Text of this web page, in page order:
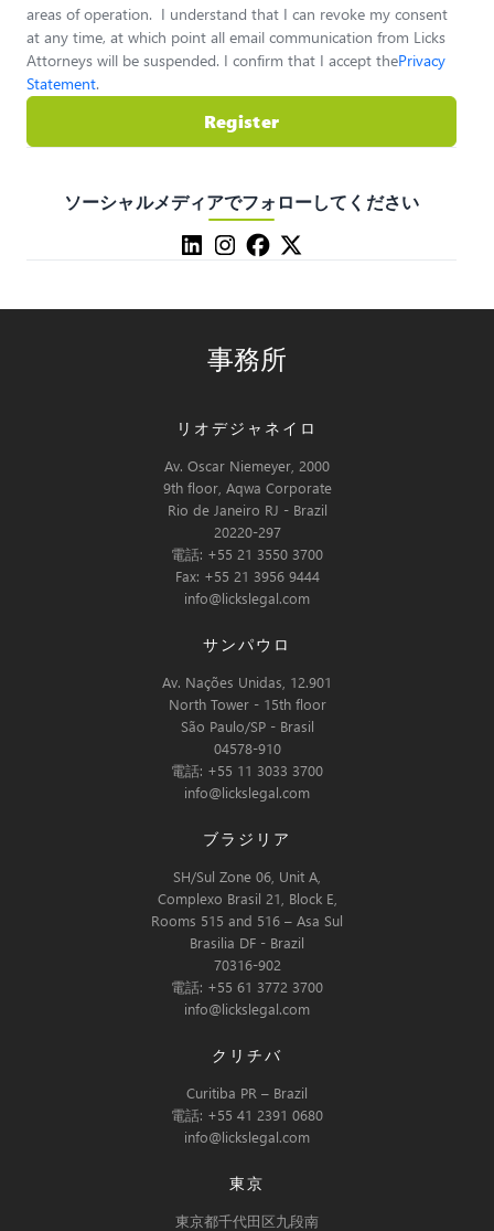
areas of operation. I understand that I can revoke my consent
at any time, at which point all email communication from Licks
Attorneys will be suspended. I confirm that I accept thePrivacy
Statement.
Register
ソーシャルメディアでフォローしてください
事務所
リオデジャネイロ
Av. Oscar Niemeyer, 2000
9th floor, Aqwa Corporate
Rio de Janeiro RJ - Brazil
20220-297
電話: +55 21 3550 3700
Fax: +55 21 3956 9444
info@lickslegal.com
サンパウロ
Av. Nações Unidas, 12.901
North Tower - 15th floor
São Paulo/SP - Brasil
04578-910
電話: +55 11 3033 3700
info@lickslegal.com
ブラジリア
SH/Sul Zone 06, Unit A,
Complexo Brasil 21, Block E,
Rooms 515 and 516 – Asa Sul
Brasilia DF - Brazil
70316-902
電話: +55 61 3772 3700
info@lickslegal.com
クリチバ
Curitiba PR – Brazil
電話: +55 41 2391 0680
info@lickslegal.com
東京
東京都千代田区九段南